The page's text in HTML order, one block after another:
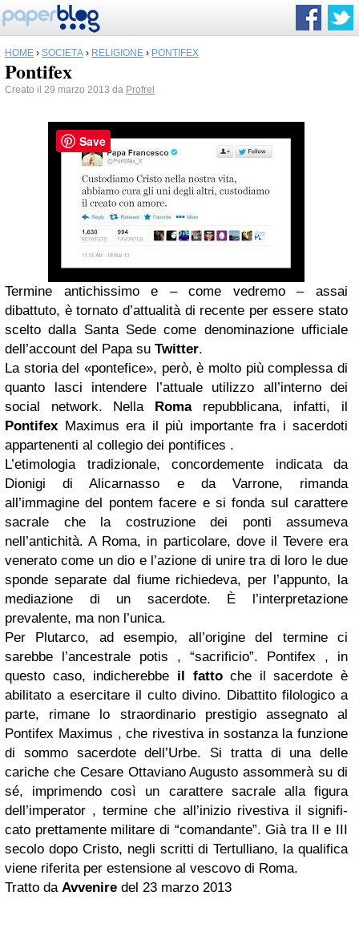
HOME › SOCIETÀ › RELIGIONE › PONTIFEX
Pontifex
Creato il 29 marzo 2013 da Profrel
Termine antichissimo e – come vedremo – assai
dibattuto, è tornato d’attua­lità di recente per essere stato
scel­to dalla Santa Sede come deno­minazione ufficiale
dell’account del Papa su Twitter.
La storia del «pontefice», però, è molto più complessa di
quanto lasci inten­dere l’attuale utilizzo all’interno dei
social network. Nella Romarepubblicana, infatti, il
Pontifex Maximus era il più impor­tante fra i sacerdoti
appartenenti al collegio dei pontifices .
L’etimologia tradizionale, con­cordemente indicata da
Dionigi di Alicarnas­so e da Varrone, rimanda
all’immagine del pon­tem facere e si fonda sul carattere
sacrale che la costruzione dei ponti assumeva
nell’antichità. A Roma, in particolare, dove il Tevere era
ve­nerato come un dio e l’azione di unire tra di loro le due
sponde separate dal fiume richie­deva, per l’appunto, la
mediazione di un sa­cerdote. È l’interpretazione
prevalente, ma non l’unica.
Per Plutarco, ad esempio, all’origine del termine ci
sarebbe l’ancestrale potis , “sa­crificio”. Pontifex , in
questo caso, indichereb­be il fattoche il sacerdote è
abilitato a eserci­tare il culto divino. Dibattito filologico a
par­te, rimane lo straordinario prestigio assegnato al
Pontifex Maximus , che rivestiva in sostanza la funzione
di sommo sacerdote dell’Urbe. Si tratta di una delle
cariche che Cesare Ottavia­no Augusto assommerà su di
sé, imprimendo così un carattere sacrale alla figura
dell’impe­rator , termine che all’inizio rivestiva il signifi­
cato prettamente militare di “comandante”. Già tra II e III
secolo dopo Cristo, negli scritti di Tertulliano, la qualifica
viene riferita per e­stensione al vescovo di Roma.
Tratto da Avvenire del 23 marzo 2013
Save